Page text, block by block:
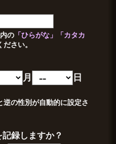
の 「ひらがな」「カタカ
さい。
月 日
の性別が自動的に設定さ
録しますか？